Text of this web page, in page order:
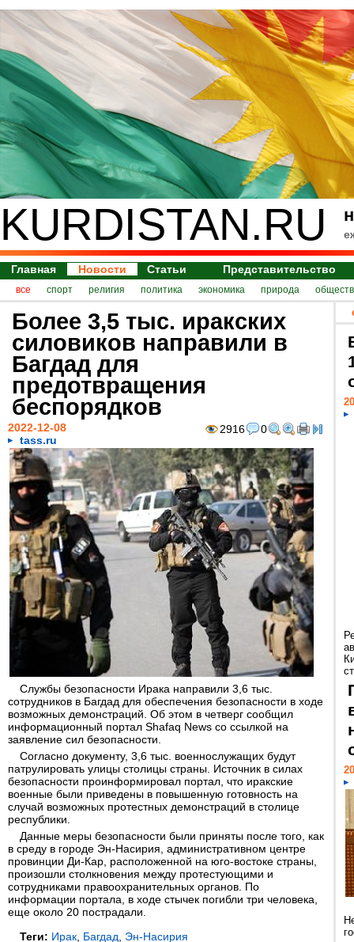
KURDISTAN.RU
Главная Новости Статьи Представительство
все спорт религия политика экономика природа
Более 3,5 тыс. иракских
силовиков направили в
Багдад для
предотвращения
беспорядков
2916 0
2022-12-08
tass.ru
Службы безопасности Ирака направили 3,6 тыс.
сотрудников в Багдад для обеспечения безопасности в ходе
возможных демонстраций. Об этом в четверг сообщил
информационный портал Shafaq News со ссылкой на
заявление сил безопасности.
Согласно документу, 3,6 тыс. военнослужащих будут
патрулировать улицы столицы страны. Источник в силах
безопасности проинформировал портал, что иракские
военные были приведены в повышенную готовность на
случай возможных протестных демонстраций в столице
республики.
Данные меры безопасности были приняты после того, как
в среду в городе Эн-Насирия, административном центре
провинции Ди-Кар, расположенной на юго-востоке страны,
произошли столкновения между протестующими и
сотрудниками правоохранительных органов. По
информации портала, в ходе стычек погибли три человека,
еще около 20 пострадали.
Теги: Ирак Багдад Эн-Насирия